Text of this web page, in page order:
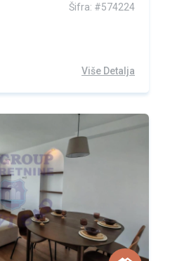
Šifra: #574224
Više Detalja